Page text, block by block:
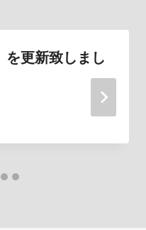
を更新致しまし